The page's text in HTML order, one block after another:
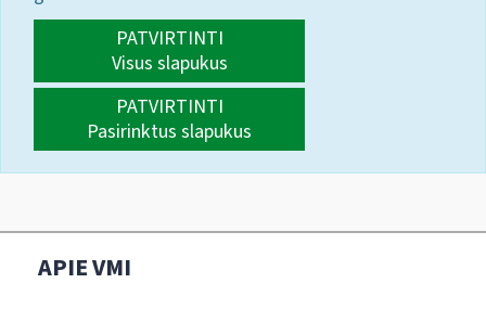
PATVIRTINTI
Visus slapukus
PATVIRTINTI
Pasirinktus slapukus
APIE VMI